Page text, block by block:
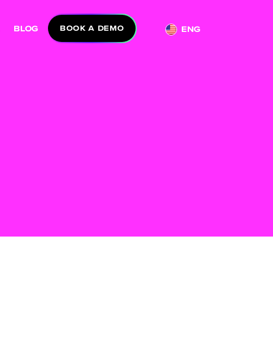
BLOG BOOK A DEMO ENG